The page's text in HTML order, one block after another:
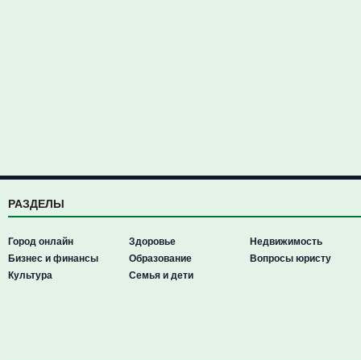
РАЗДЕЛЫ
Город онлайн
Бизнес и финансы
Культура
Здоровье
Образование
Семья и дети
Недвижимость
Вопросы юристу